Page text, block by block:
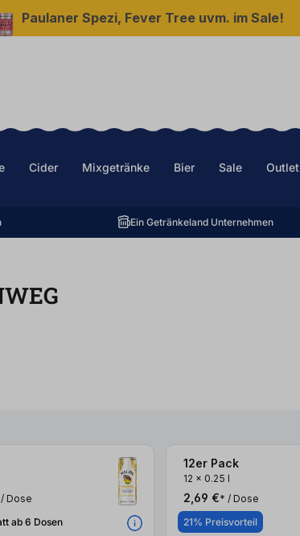
Paulaner Spezi, Fever Tree uvm. im Sale!
Cider Mixgetränke Bier Sale Outlet
Ein Getränkeland Unternehmen
Dose
ab 6 Dosen
12er Pack
12 x 0.25 l
2,69 €* / Dose
21% Preisvorteil